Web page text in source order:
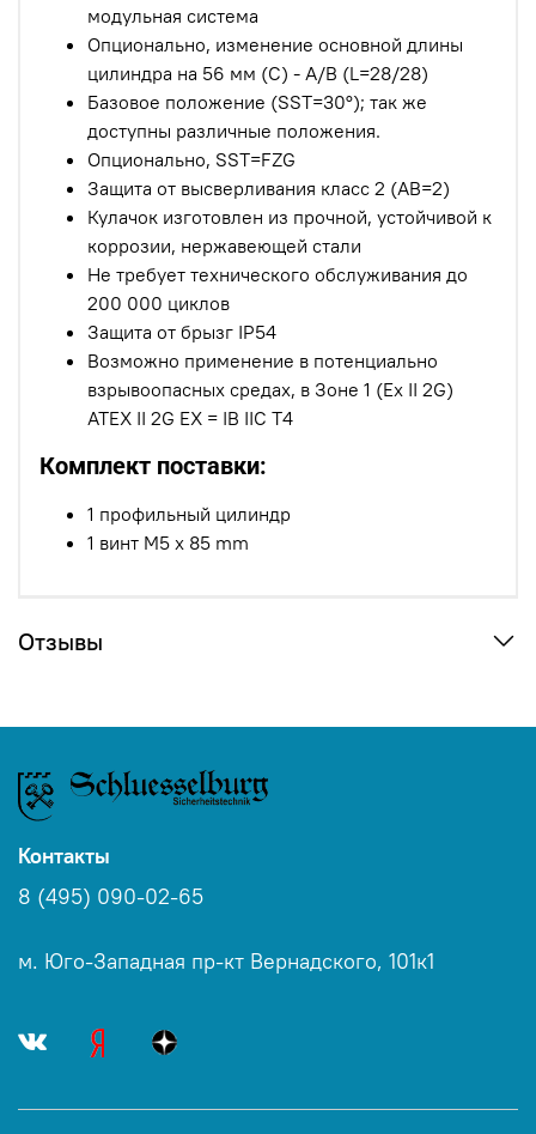
модульная система
Опционально, изменение основной длины
цилиндра на 56 мм (C) - A/B (L=28/28)
Базовое положение (SST=30°); так же
доступны различные положения.
Опционально, SST=FZG
Защита от высверливания класс 2 (AB=2)
Кулачок изготовлен из прочной, устойчивой к
коррозии, нержавеющей стали
Не требует технического обслуживания до
200 000 циклов
Защита от брызг IP54
Возможно применение в потенциально
взрывоопасных средах, в Зоне 1 (Ex II 2G)
ATEX II 2G EX = IB IIC T4
Комплект поставки:
1 профильный цилиндр
1 винт M5 x 85 mm
Отзывы
Контакты
8 (495) 090-02-65
м. Юго-Западная пр-кт Вернадского, 101к1